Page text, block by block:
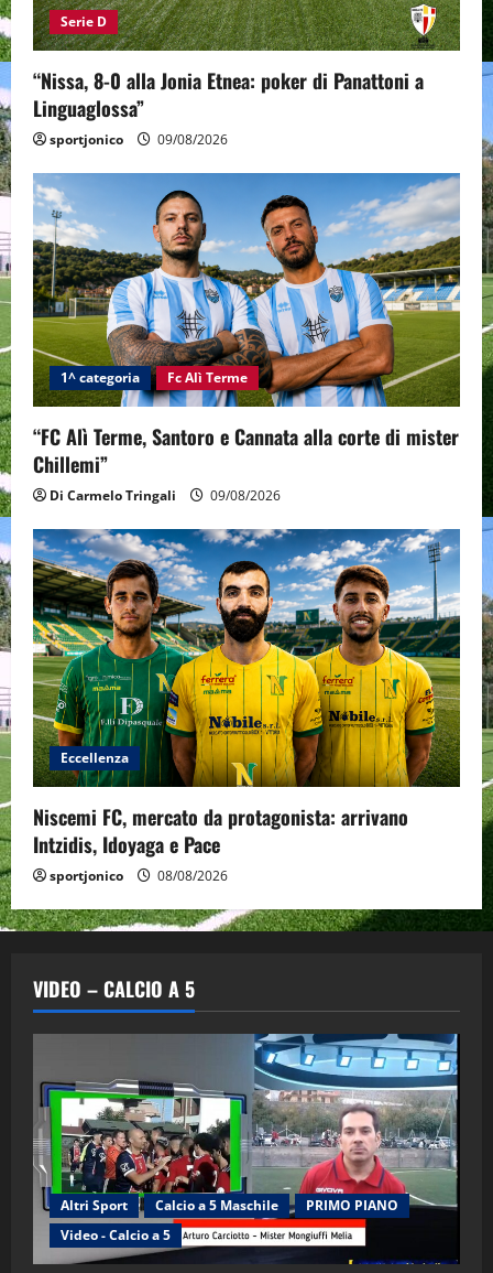
Serie D
“Nissa, 8-0 alla Jonia Etnea: poker di Panattoni a
Linguaglossa”
sportjonico 09/08/2026
1^ categoria Fc Alì Terme
“FC Alì Terme, Santoro e Cannata alla corte di mister
Chillemi”
Di Carmelo Tringali 09/08/2026
Eccellenza
Niscemi FC, mercato da protagonista: arrivano
Intzidis, Idoyaga e Pace
sportjonico 08/08/2026
VIDEO – CALCIO A 5
Altri Sport Calcio a 5 Maschile
PRIMO PIANO
Video - Calcio a 5